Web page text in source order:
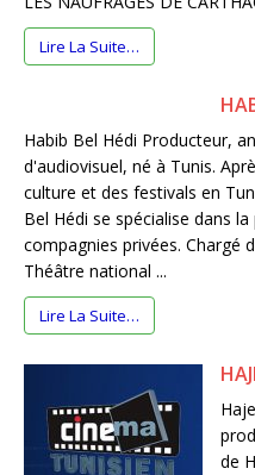
Lire La Suite…
Habib Bel Hédi Producteur,
d'audiovisuel, né à Tunis.
culture et des festivals en
Bel Hédi se spécialise dans
compagnies privées. Chargé
Théâtre national ...
Lire La Suite…
de